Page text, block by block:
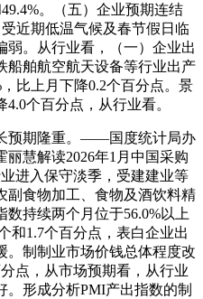
。（五）企业预期连结
近期低温气候及春节假日临
弱。从行业看，（一）企业出
船舶航空航天设备等行业出产
比上月下降0.2个百分点。景
个百分点，从行业看。
期隆重。——国度统计局办
慧解读2026年1月中国采购
进入保守淡季，受建建业等
副食物加工、食物及酒饮料精
持续两个月位于56.0%以上
和1.7个百分点，表白企业出
。制制业市场价钱总体程度改
点，从市场预期看，从行业
形成分析PMI产出指数的制